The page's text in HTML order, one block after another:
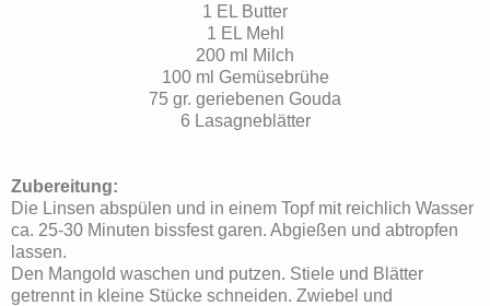
1 EL Butter
1 EL Mehl
200 ml Milch
100 ml Gemüsebrühe
75 gr. geriebenen Gouda
6 Lasagneblätter
Zubereitung:
Die Linsen abspülen und in einem Topf mit reichlich Wasser
ca. 25-30 Minuten bissfest garen. Abgießen und abtropfen
lassen.
Den Mangold waschen und putzen. Stiele und Blätter
getrennt in kleine Stücke schneiden. Zwiebel und